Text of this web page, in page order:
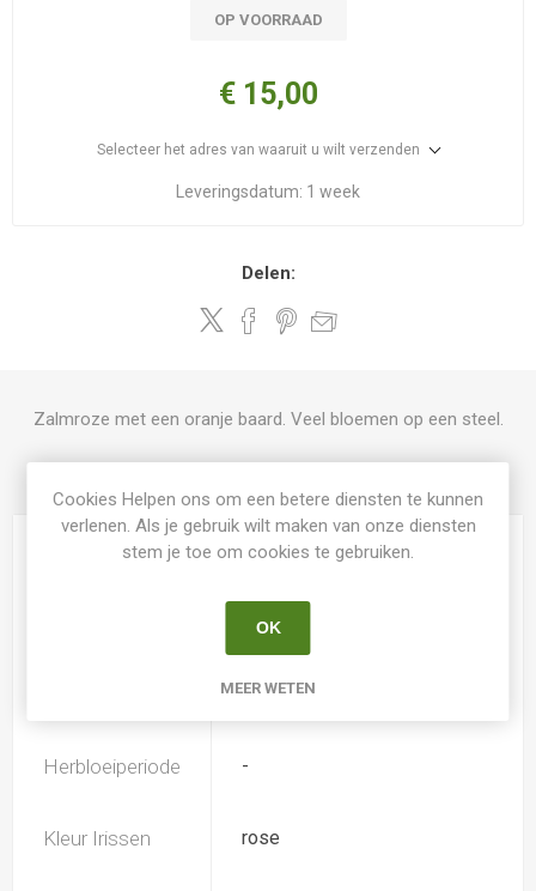
OP VOORRAAD
€ 15,00
Selecteer het adres van waaruit u wilt verzenden
Leveringsdatum: 1 week
Delen:
Zalmroze met een oranje baard. Veel bloemen op een steel.
PRODUCT SPECIFICATIES
90
Ja
Mei
Herbloeiperiode -
Kleur Irissen rose
Cookies Helpen ons om een betere diensten te kunnen
verlenen. Als je gebruik wilt maken van onze diensten
stem je toe om cookies te gebruiken.
OK
MEER WETEN